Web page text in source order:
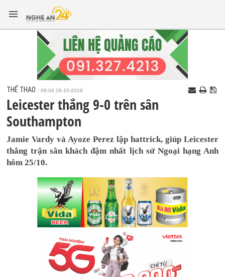
THỂ THAO 09:04 26-10-2019
Leicester thắng 9-0 trên sân
Southampton
Jamie Vardy và Ayoze Perez lập hattrick, giúp Leicester
thắng trận sân khách đậm nhất lịch sử Ngoại hạng Anh
hôm 25/10.